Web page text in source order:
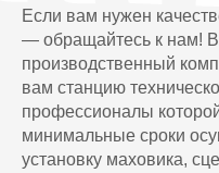
Если вам нужен
— обращайтесь к нам!
производственный
вам станцию
профессионалы
минимальные сроки
установку маховика,